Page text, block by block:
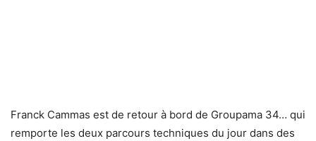
Franck Cammas est de retour à bord de Groupama 34… qui
remporte les deux parcours techniques du jour dans des